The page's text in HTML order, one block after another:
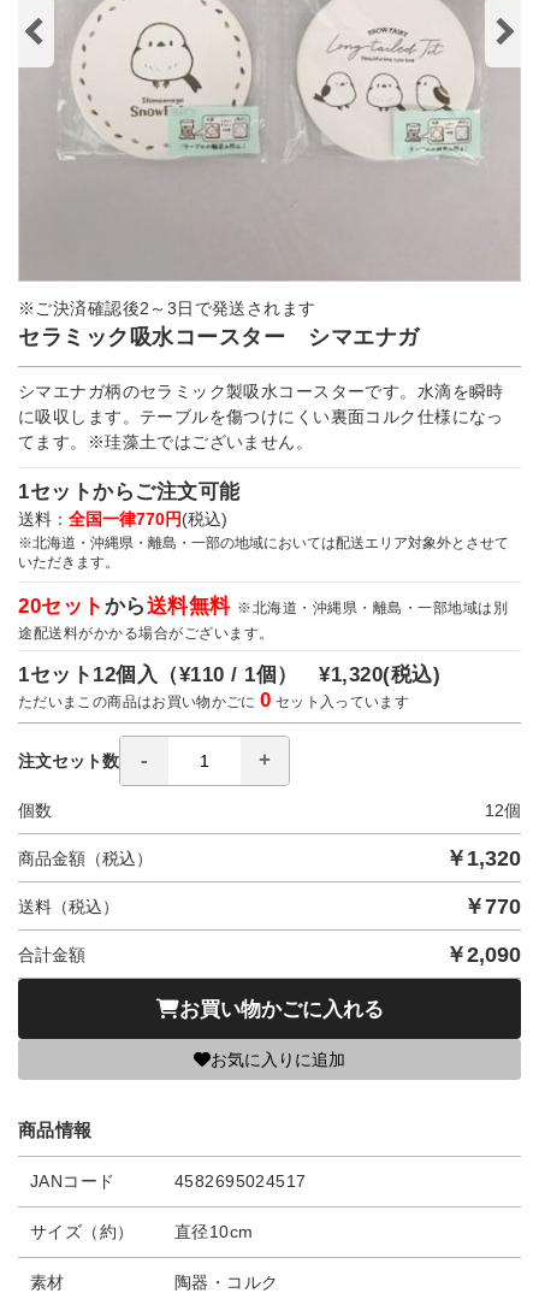
※ご決済確認後2～3日で発送されます
セラミック吸水コースター シマエナガ
シマエナガ柄のセラミック製吸水コースターです。水滴を瞬時
に吸収します。テーブルを傷つけにくい裏面コルク仕様になっ
てます。※珪藻土ではございません。
1セットからご注文可能
送料： 全国一律770円(税込)
※北海道・沖縄県・離島・一部の地域においては配送エリア対象外とさせて
いただきます。
20セット から送料無料 ※北海道・沖縄県・離島・一部地域は別
途配送料がかかる場合がございます。
1セット12個入（¥110 / 1個）¥1,320(税込)
ただいまこの商品はお買い物かごに0 セット入っています
注文セット数
個数 12個
商品金額（税込） ￥ 1,320
送料（税込） ￥770
合計金額 ￥2,090
お買い物かごに入れる
お気に入りに追加
商品情報
JANコード 4582695024517
サイズ（約） 直径10cm
素材 陶器・コルク